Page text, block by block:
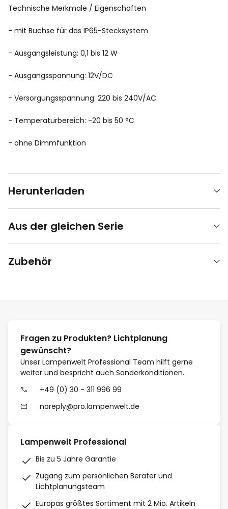
Technische Merkmale / Eigenschaften
- mit Buchse für das IP65-Stecksystem
- Ausgangsleistung: 0,1 bis 12 W
- Ausgangsspannung: 12V/DC
- Versorgungsspannung: 220 bis 240V/AC
- Temperaturbereich: -20 bis 50 °C
- ohne Dimmfunktion
Herunterladen
Aus der gleichen Serie
Zubehör
Fragen zu Produkten? Lichtplanung
gewünscht?
Unser Lampenwelt Professional Team hilft gerne
weiter und bespricht auch Sonderkonditionen.
+49 (0) 30 - 311 996 99
noreply@pro.lampenwelt.de
Lampenwelt Professional
Bis zu 5 Jahre Garantie
Zugang zum persönlichen Berater und
Lichtplanungsteam
Europas größtes Sortiment mit 2 Mio. Artikeln